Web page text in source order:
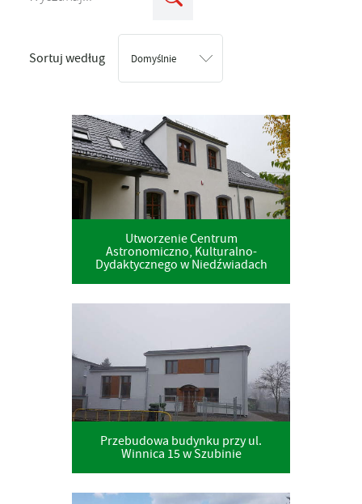
Sortuj według Domyślnie
Utworzenie Centrum
Astronomiczno, Kulturalno-
Dydaktycznego w Niedźwiadach
Przebudowa budynku przy ul.
Winnica 15 w Szubinie